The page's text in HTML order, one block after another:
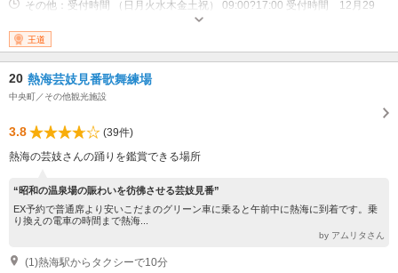
その他：受付時間 （日月火水木金土祝） 09:00?17:00 受付時間 12月29
王道
20 熱海芸妓見番歌舞練場
中央町／その他観光施設
3.8
(39件)
熱海の芸妓さんの踊りを鑑賞できる場所
“昭和の温泉場の賑わいを彷彿させる芸妓見番”
EX予約で普通席より安いこだまのグリーン車に乗ると午前中に熱海に到着です。乗
り換えの電車の時間まで熱海...
by アムリタさん
(1)熱海駅からタクシーで10分